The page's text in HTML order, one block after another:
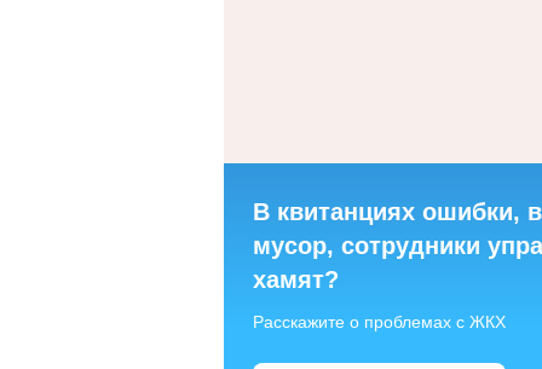
В квитанциях ошибки,
мусор, сотрудники
хамят?
Расскажите о проблемах с ЖКХ